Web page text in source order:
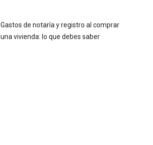
Gastos de notaría y registro al comprar
una vivienda: lo que debes saber